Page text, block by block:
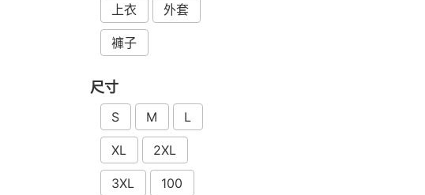
上衣 外套
褲子
尺寸
S M L
XL 2XL
3XL 100